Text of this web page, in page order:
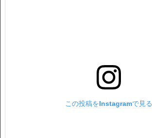
この投稿をInstagramで見る